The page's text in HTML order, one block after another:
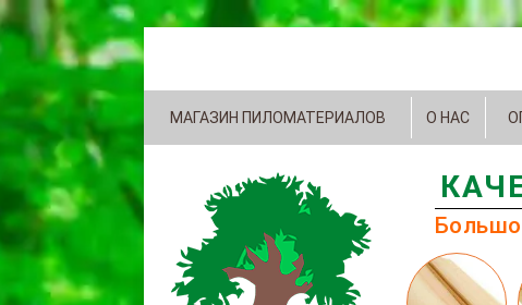
МАГАЗИН ПИЛОМАТЕРИАЛОВ О НАС